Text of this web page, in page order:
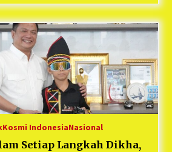
Kosmi IndonesiaNasional
Setiap Langkah Dikha,